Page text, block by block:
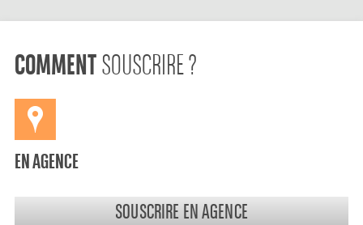
COMMENTSOUSCRIRE ?
EN AGENCE
SOUSCRIRE EN AGENCE